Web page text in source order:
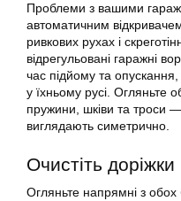
Проблеми з вашими
автоматичним
ривкових рухах і
відрегульовані гаражні
час підйому та опускання,
у їхньому русі. Огляньте
пружини, шківи та троси
виглядають симетрично.
Очистіть доріжки
Огляньте напрямні з